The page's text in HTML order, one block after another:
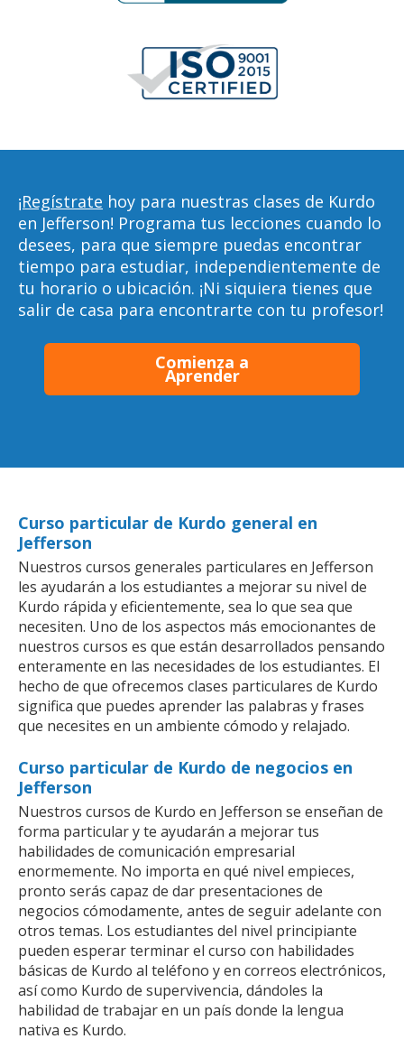
¡Regístrate hoy para nuestras clases de Kurdo
en Jefferson! Programa tus lecciones cuando lo
desees, para que siempre puedas encontrar
tiempo para estudiar, independientemente de
tu horario o ubicación. ¡Ni siquiera tienes que
salir de casa para encontrarte con tu profesor!
Comienza a
Aprender
Curso particular de Kurdo general en
Jefferson
Nuestros cursos generales particulares en Jefferson
les ayudarán a los estudiantes a mejorar su nivel de
Kurdo rápida y eficientemente, sea lo que sea que
necesiten. Uno de los aspectos más emocionantes de
nuestros cursos es que están desarrollados pensando
enteramente en las necesidades de los estudiantes. El
hecho de que ofrecemos clases particulares de Kurdo
significa que puedes aprender las palabras y frases
que necesites en un ambiente cómodo y relajado.
Curso particular de Kurdo de negocios en
Jefferson
Nuestros cursos de Kurdo en Jefferson se enseñan de
forma particular y te ayudarán a mejorar tus
habilidades de comunicación empresarial
enormemente. No importa en qué nivel empieces,
pronto serás capaz de dar presentaciones de
negocios cómodamente, antes de seguir adelante con
otros temas. Los estudiantes del nivel principiante
pueden esperar terminar el curso con habilidades
básicas de Kurdo al teléfono y en correos electrónicos,
así como Kurdo de supervivencia, dándoles la
habilidad de trabajar en un país donde la lengua
nativa es Kurdo.